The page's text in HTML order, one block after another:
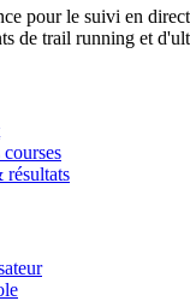
pour le suivi en
de trail running et
résultats